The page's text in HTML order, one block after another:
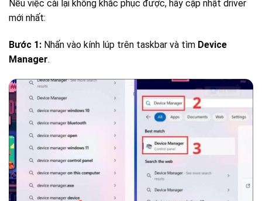
Nếu việc cài lại không khắc phục được, hãy cập nhật driver
mới nhất:
Bước 1: Nhấn vào kính lúp trên taskbar và tìm Device
Manager.